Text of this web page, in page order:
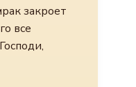
закроет
все